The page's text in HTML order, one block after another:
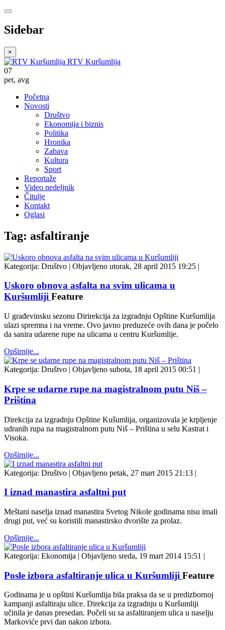
Sidebar
×
RTV Kuršumlija
07
pet, avg
Početna
Novosti
Društvo
Ekonomija i biznis
Politika
Hronika
Zabava
Kultura
Sport
Reportaže
Video nedeljnik
Čitulje
Kontakt
Oglasi
Tag: asfaltiranje
Kategorija: Društvo | Objavljeno utorak, 28 april 2015 19:25 |
Uskoro obnova asfalta na svim ulicama u
Kuršumliji Feature
U građevinsku sezonu Dirirekcija za izgradnju Opštine Kuršumlija
ulazi spremna i na vreme. Ovo javno preduzeće ovih dana je počelo
da sanira udarene rupe na ulicama u centru Kuršumlije.
Opširnije...
Kategorija: Društvo | Objavljeno subota, 18 april 2015 00:51 |
Krpe se udarne rupe na magistralnom putu Niš –
Priština
Direkcija za izgradnju Opštine Kušumlija, organizovala je krpljenje
udranih rupa na magistralnom putu Niš – Priština u selu Kastrat i
Visoka.
Opširnije...
Kategorija: Društvo | Objavljeno petak, 27 mart 2015 21:13 |
I iznad manastira asfaltni put
Meštani naselja iznad manastira Svetog Nikole godinama nisu imali
drugi put, već su koristili manastirsko dvorište za prolaz.
Opširnije...
Kategorija: Ekonomija | Objavljeno sreda, 19 mart 2014 15:51 |
Posle izbora asfaltiranje ulica u Kuršumliji Feature
Godinama je u opštini Kuršumlija bila praksa da se u predizbornoj
kampanji asfaltiraju ulice. Direkcija za izgradnju u Kuršumliji
učinila je danas presedan. Počeli su sa asfaltiranjem ulica u naselju
Markoviće prvi dan nakon izbora.